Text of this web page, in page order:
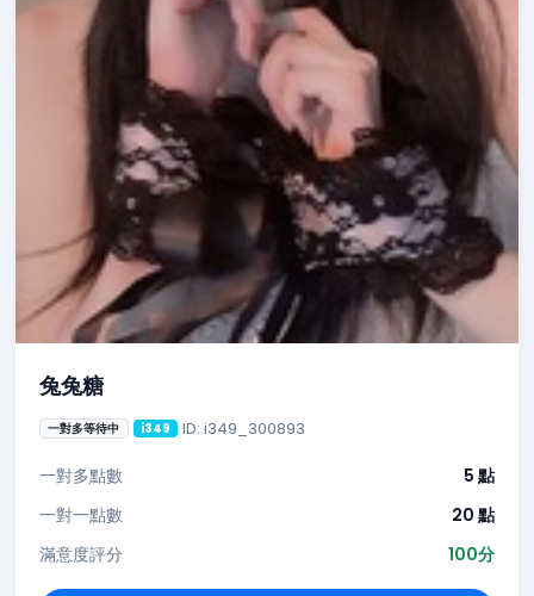
兔兔糖
一對多等待中 i349 ID: i349_300893
一對多點數
5 點
一對一點數
20 點
滿意度評分
100分